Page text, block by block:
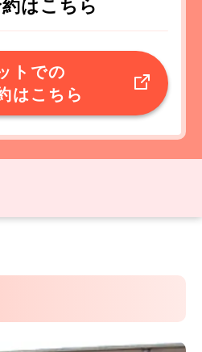
トでの
はこちら